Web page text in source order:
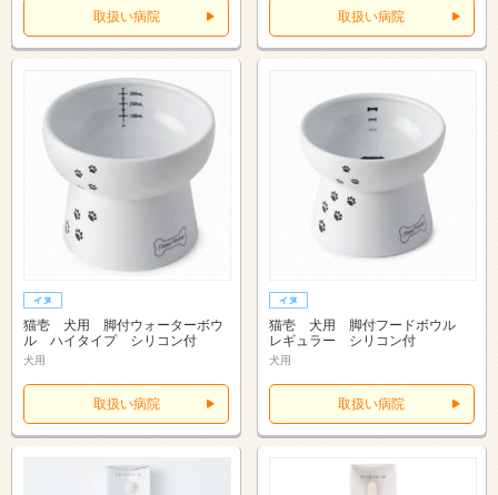
取扱い病院 取扱い病院
猫壱 犬用 脚付ウォーターボウ
ル ハイタイプ シリコン付
犬用
取扱い病院
猫壱 犬用 脚付フードボウル
レギュラー シリコン付
犬用
取扱い病院